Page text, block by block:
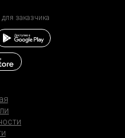
заказчика